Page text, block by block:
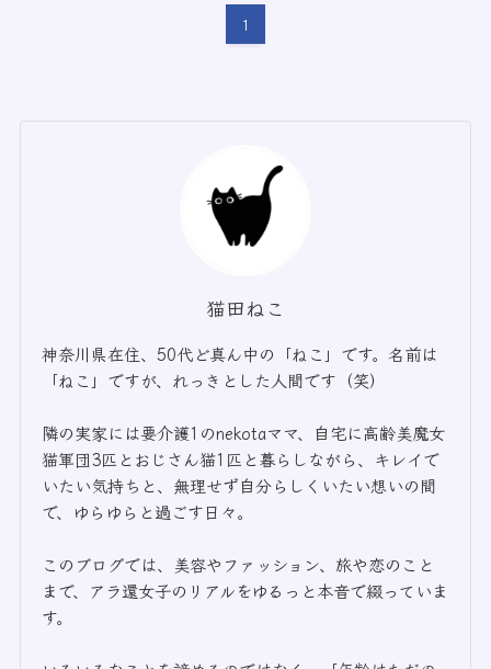
1
猫田ねこ
神奈川県在住、50代ど真ん中の「ねこ」です。名前は
「ねこ」ですが、れっきとした人間です（笑）
隣の実家には要介護1のnekotaママ、自宅に高齢美魔女
猫軍団3匹とおじさん猫1匹と暮らしながら、キレイで
いたい気持ちと、無理せず自分らしくいたい想いの間
で、ゆらゆらと過ごす日々。
このブログでは、美容やファッション、旅や恋のこと
まで、アラ還女子のリアルをゆるっと本音で綴っていま
す。